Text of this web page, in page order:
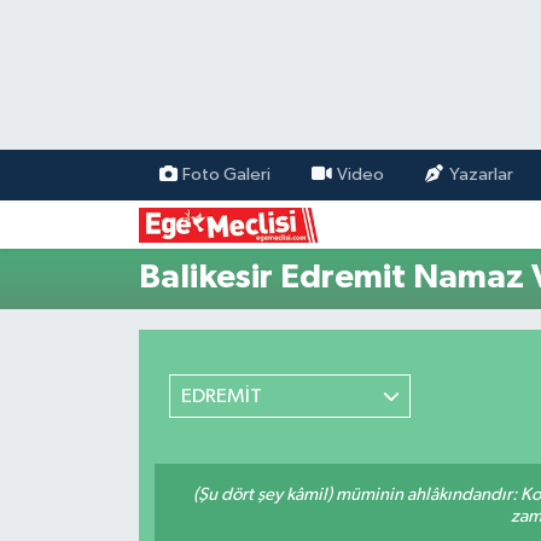
Foto Galeri Video Yazarlar
Balikesir Edremit Namaz
EDREMİT
(Şu dört şey kâmil) müminin ahlâkındandır:
EKONOMİ
GÜNCEL
Programlar